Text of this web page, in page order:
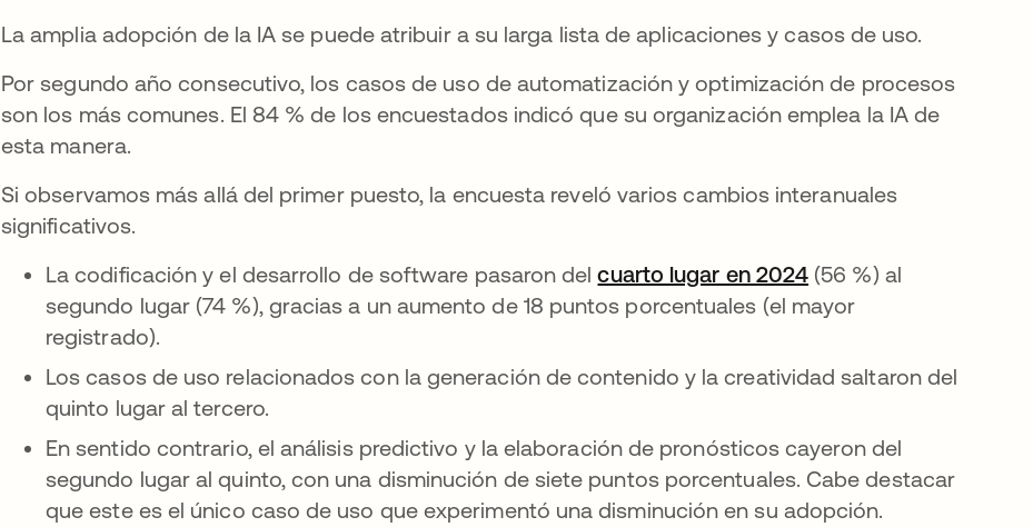
La amplia adopción de la IA se puede atribuir a su larga lista de aplicaciones y casos de uso.
Por segundo año consecutivo, los casos de uso de automatización y optimización de procesos
son los más comunes. El 84 % de los encuestados indicó que su organización emplea la IA de
esta manera.
Si observamos más allá del primer puesto, la encuesta reveló varios cambios interanuales
significativos.
La codificación y el desarrollo de software pasaron delcuarto lugar en 2024 se abre en una
(56 %) al
segundo lugar (74 %), gracias a un aumento de 18 puntos porcentuales (el mayor
registrado).
Los casos de uso relacionados con la generación de contenido y la creatividad saltaron del
quinto lugar al tercero.
En sentido contrario, el análisis predictivo y la elaboración de pronósticos cayeron del
segundo lugar al quinto, con una disminución de siete puntos porcentuales. Cabe destacar
que este es el único caso de uso que experimentó una disminución en su adopción.